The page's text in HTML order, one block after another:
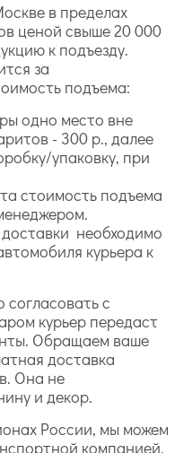
в пределах
ценой свыше 20 000
к подъезду.
за
подъема:
одно место вне
- 300 р., далее
упаковку, при
стоимость подъема
необходимо
курьера к
с
курьер передаст
Обращаем ваше
доставка
Она не
и декор.
России, мы можем
компанией.